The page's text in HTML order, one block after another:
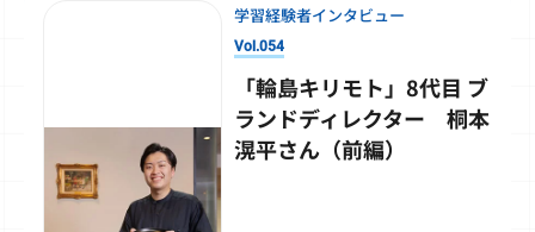
学習経験者インタビュー
Vol.054
「輪島キリモト」8代目 ブ
ランドディレクター 桐本
滉平さん（前編）